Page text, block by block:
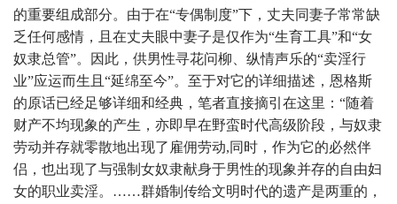
的重要组成部分。由于在“专偶制度”下，丈夫同妻子常常缺
乏任何感情，且在丈夫眼中妻子是仅作为“生育工具”和“女
奴隶总管”。因此，供男性寻花问柳、纵情声乐的“卖淫行
业”应运而生且“延绵至今”。至于对它的详细描述，恩格斯
的原话已经足够详细和经典，笔者直接摘引在这里：“随着
财产不均现象的产生，亦即早在野蛮时代高级阶段，与奴隶
劳动并存就零散地出现了雇佣劳动,同时，作为它的必然伴
侣，也出现了与强制女奴隶献身于男性的现象并存的自由妇
女的职业卖淫。……群婚制传给文明时代的遗产是两重的，